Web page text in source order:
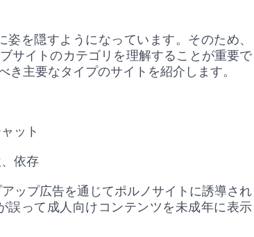
を隠すようになっています。そのため、
サイトのカテゴリを理解することが重要で
主要なタイプのサイトを紹介します。
ット
依存
ップ広告を通じてポルノサイトに誘導され
って成人向けコンテンツを未成年に表示